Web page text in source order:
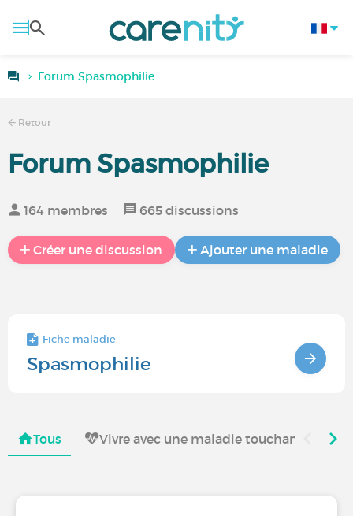
Forum Spasmophilie
Retour
Forum Spasmophilie
164 membres 665 discussions
Créer une discussion Ajouter une maladie
Fiche maladie
Spasmophilie
Tous Vivre avec une maladie touchant les